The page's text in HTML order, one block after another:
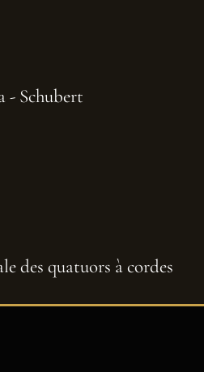
- Schubert
des quatuors à cordes